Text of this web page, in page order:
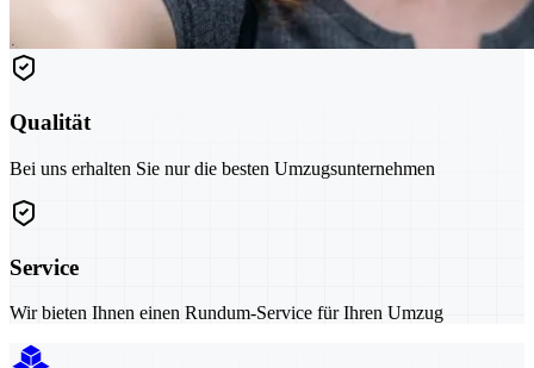
Qualität
Bei uns erhalten Sie nur die besten Umzugsunternehmen
Service
Wir bieten Ihnen einen Rundum-Service für Ihren Umzug